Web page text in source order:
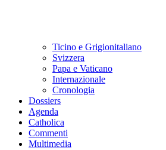
Ticino e Grigionitaliano
Svizzera
Papa e Vaticano
Internazionale
Cronologia
Dossiers
Agenda
Catholica
Commenti
Multimedia